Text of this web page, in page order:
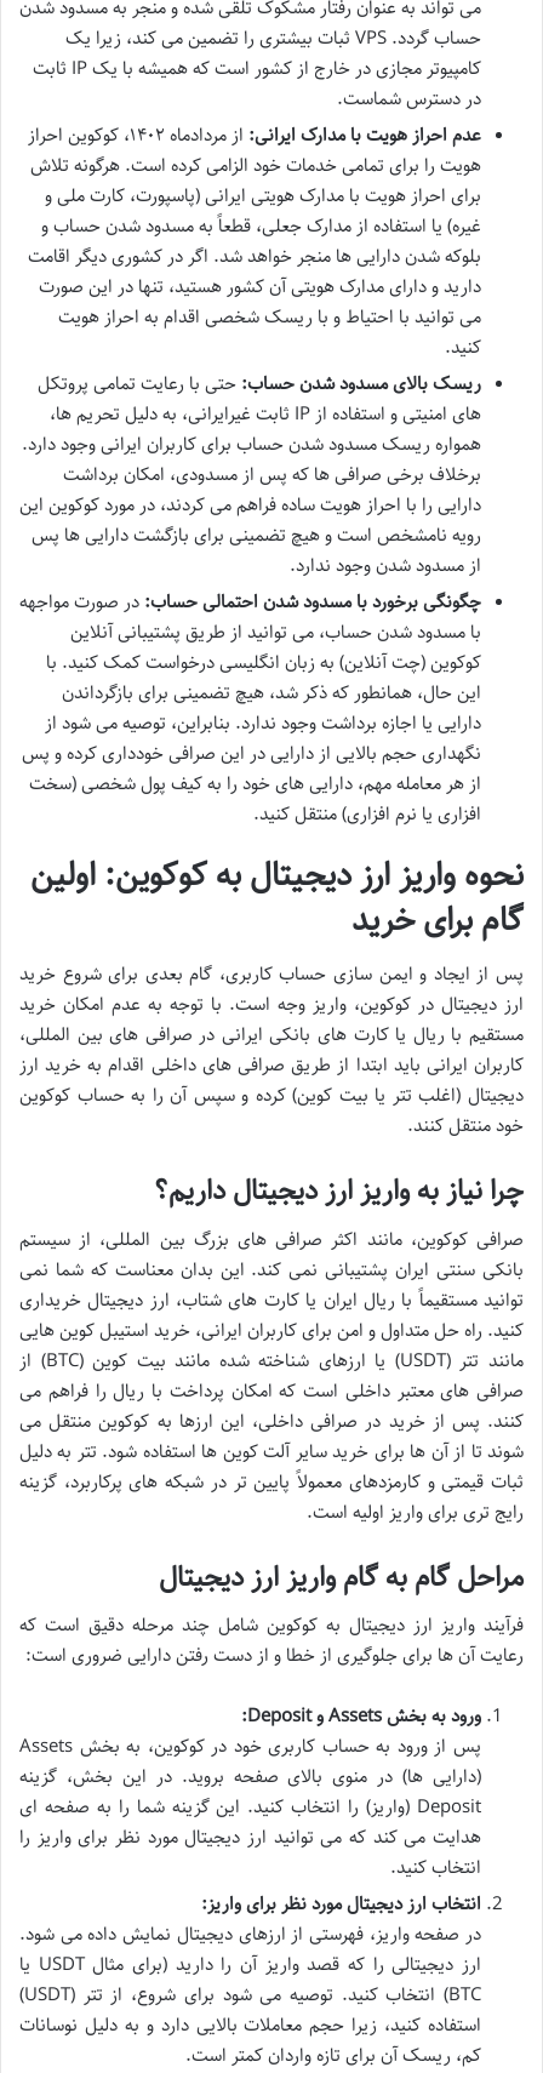
می تواند به عنوان رفتار مشکوک تلقی شده و منجر به مسدود شدن
حساب گردد. VPS ثبات بیشتری را تضمین می کند، زیرا یک
کامپیوتر مجازی در خارج از کشور است که همیشه با یک IP ثابت
در دسترس شماست.
عدم احراز هویت با مدارک ایرانی:
از مردادماه ۱۴۰۲، کوکوین احراز
هویت را برای تمامی خدمات خود الزامی کرده است. هرگونه تلاش
برای احراز هویت با مدارک هویتی ایرانی (پاسپورت، کارت ملی و
غیره) یا استفاده از مدارک جعلی، قطعاً به مسدود شدن حساب و
بلوکه شدن دارایی ها منجر خواهد شد. اگر در کشوری دیگر اقامت
دارید و دارای مدارک هویتی آن کشور هستید، تنها در این صورت
می توانید با احتیاط و با ریسک شخصی اقدام به احراز هویت
کنید.
ریسک بالای مسدود شدن حساب: حتی با رعایت تمامی پروتکل
های امنیتی و استفاده از IP ثابت غیرایرانی، به دلیل تحریم ها،
همواره ریسک مسدود شدن حساب برای کاربران ایرانی وجود دارد.
برخلاف برخی صرافی ها که پس از مسدودی، امکان برداشت
دارایی را با احراز هویت ساده فراهم می کردند، در مورد کوکوین این
رویه نامشخص است و هیچ تضمینی برای بازگشت دارایی ها پس
از مسدود شدن وجود ندارد.
چگونگی برخورد با مسدود شدن احتمالی حساب: در صورت مواجهه
با مسدود شدن حساب، می توانید از طریق پشتیبانی آنلاین
کوکوین (چت آنلاین) به زبان انگلیسی درخواست کمک کنید. با
این حال، همانطور که ذکر شد، هیچ تضمینی برای بازگرداندن
دارایی یا اجازه برداشت وجود ندارد. بنابراین، توصیه می شود از
نگهداری حجم بالایی از دارایی در این صرافی خودداری کرده و پس
از هر معامله مهم، دارایی های خود را به کیف پول شخصی (سخت
افزاری یا نرم افزاری) منتقل کنید.
نحوه واریز ارز دیجیتال به کوکوین: اولین
گام برای خرید
پس از ایجاد و ایمن سازی حساب کاربری، گام بعدی برای شروع خرید
ارز دیجیتال در کوکوین، واریز وجه است. با توجه به عدم امکان خرید
مستقیم با ریال یا کارت های بانکی ایرانی در صرافی های بین المللی،
کاربران ایرانی باید ابتدا از طریق صرافی های داخلی اقدام به خرید ارز
دیجیتال (اغلب تتر یا بیت کوین) کرده و سپس آن را به حساب کوکوین
خود منتقل کنند.
چرا نیاز به واریز ارز دیجیتال داریم؟
صرافی کوکوین، مانند اکثر صرافی های بزرگ بین المللی، از سیستم
بانکی سنتی ایران پشتیبانی نمی کند. این بدان معناست که شما نمی
توانید مستقیماً با ریال ایران یا کارت های شتاب، ارز دیجیتال خریداری
کنید. راه حل متداول و امن برای کاربران ایرانی، خرید استیبل کوین هایی
مانند تتر (USDT) یا ارزهای شناخته شده مانند بیت کوین (BTC) از
صرافی های معتبر داخلی است که امکان پرداخت با ریال را فراهم می
کنند. پس از خرید در صرافی داخلی، این ارزها به کوکوین منتقل می
شوند تا از آن ها برای خرید سایر آلت کوین ها استفاده شود. تتر به دلیل
ثبات قیمتی و کارمزدهای معمولاً پایین تر در شبکه های پرکاربرد، گزینه
رایج تری برای واریز اولیه است.
مراحل گام به گام واریز ارز دیجیتال
فرآیند واریز ارز دیجیتال به کوکوین شامل چند مرحله دقیق است که
رعایت آن ها برای جلوگیری از خطا و از دست رفتن دارایی ضروری است:
ورود به بخش Assets و Deposit:
پس از ورود به حساب کاربری خود در کوکوین، به بخش Assets
(دارایی ها) در منوی بالای صفحه بروید. در این بخش، گزینه
Deposit (واریز) را انتخاب کنید. این گزینه شما را به صفحه ای
هدایت می کند که می توانید ارز دیجیتال مورد نظر برای واریز را
انتخاب کنید.
انتخاب ارز دیجیتال مورد نظر برای واریز:
در صفحه واریز، فهرستی از ارزهای دیجیتال نمایش داده می شود.
ارز دیجیتالی را که قصد واریز آن را دارید (برای مثال USDT یا
BTC) انتخاب کنید. توصیه می شود برای شروع، از تتر (USDT)
استفاده کنید، زیرا حجم معاملات بالایی دارد و به دلیل نوسانات
کم، ریسک آن برای تازه واردان کمتر است.